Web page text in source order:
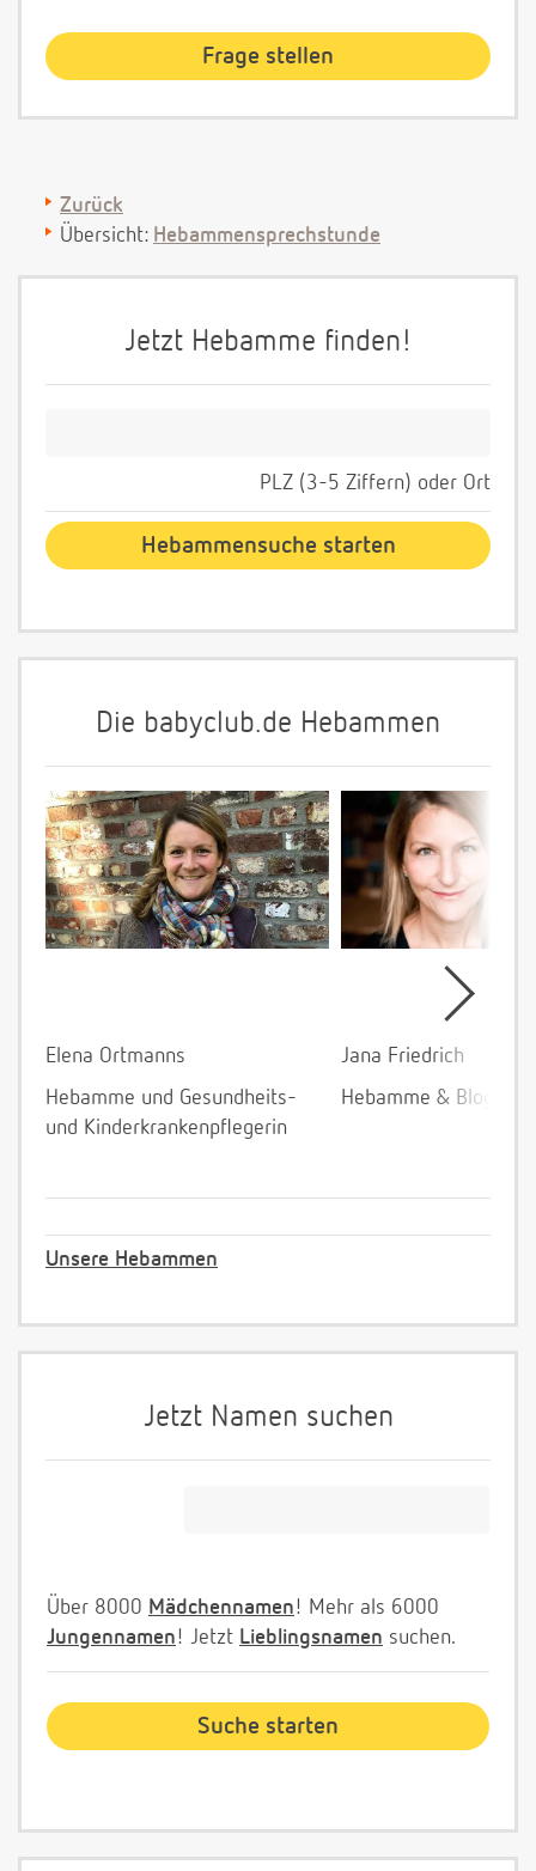
Zurück
Übersicht: Hebammensprechstunde
Jetzt Hebamme finden!
PLZ (3-5 Ziffern) oder Ort
Die babyclub.de Hebammen
Elena Ortmanns
Hebamme und Gesundheits-
und Kinderkrankenpflegerin
Jana Friedrich
Hebamme &
Unsere Hebammen
Jetzt Namen suchen
Über 8000 Mädchennamen! Mehr als 6000
Jungennamen! Jetzt Lieblingsnamen suchen.